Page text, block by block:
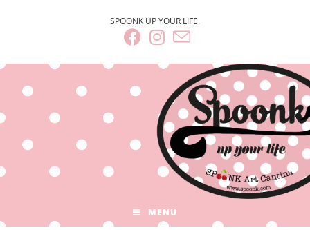
SPOONK UP YOUR LIFE.
MENU